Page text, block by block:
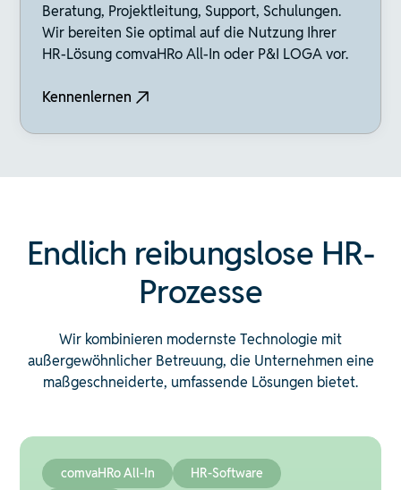
Beratung, Projektleitung, Support, Schulungen.
Wir bereiten Sie optimal auf die Nutzung Ihrer
HR-Lösung comvaHRo All-In oder P&I LOGA vor.
Kennenlernen
Endlich reibungslose HR-
Prozesse
Wir kombinieren modernste Technologie mit
außergewöhnlicher Betreuung, die Unternehmen eine
maßgeschneiderte, umfassende Lösungen bietet.
comvaHRo All-In
HR-Software